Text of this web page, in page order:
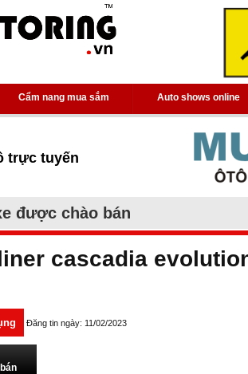
Cẩm nang mua sắm Auto shows online
trực tuyến
được chào bán
cascadia
Đăng tin ngày: 11/02/2023